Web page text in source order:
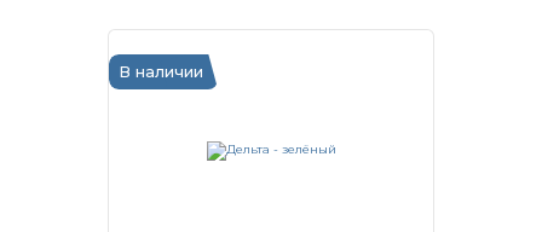
В наличии